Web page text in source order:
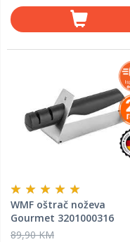
WMF oštrač noževa
Gourmet 3201000316
89,90 KM